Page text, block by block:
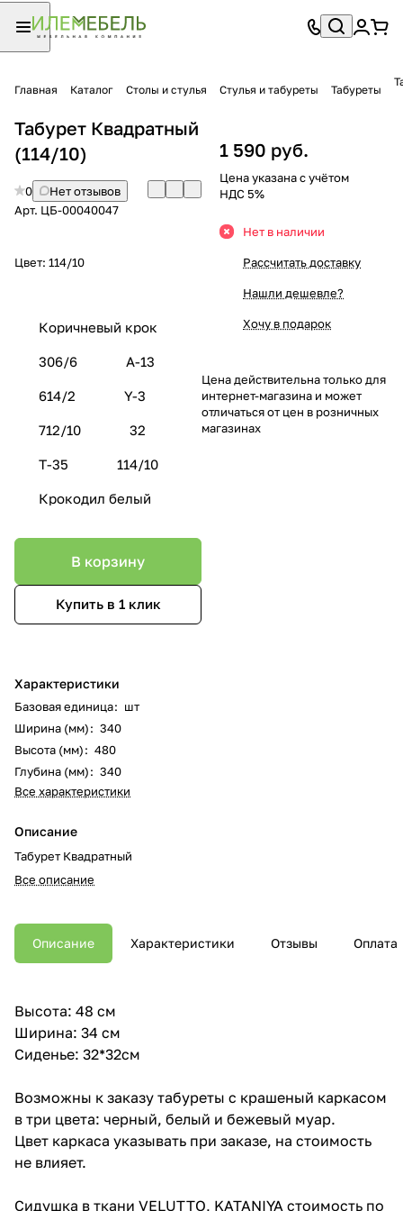
Главная Каталог Столы и стулья Стулья и табуреты Табуреты
Табурет Квадратный
(114/10)
0
Нет отзывов
Арт. ЦБ-00040047
Цвет: 114/10
Коричневый крок
306/6 А-13
614/2 Y-3
712/10 32
Т-35 114/10
Крокодил белый
В корзину
Купить в 1 клик
Характеристики
Базовая единица: шт
Ширина (мм): 340
Высота (мм): 480
Глубина (мм): 340
Все характеристики
Описание
Табурет Квадратный
Все описание
1 590 руб.
Цена указана с учётом
НДС 5%
Нет в наличии
Рассчитать доставку
Нашли дешевле?
Хочу в подарок
Цена действительна только для
интернет-магазина и может
отличаться от цен в розничных
магазинах
Описание Характеристики Отзывы Оплата
Высота: 48 см
Ширина: 34 см
Сиденье: 32*32см
Возможны к заказу табуреты с крашеный каркасом
в три цвета: черный, белый и бежевый муар.
Цвет каркаса указывать при заказе, на стоимость
не влияет.
Сидушка в ткани VELUTTO, KATANIYA стоимость по